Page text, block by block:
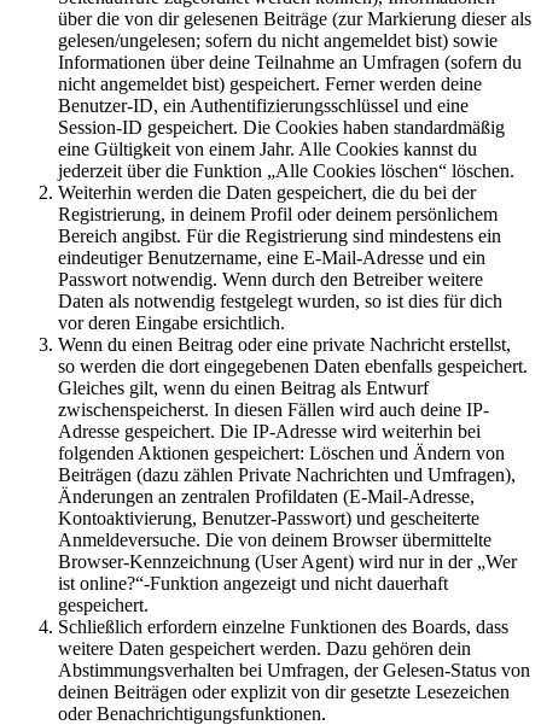
über die von dir gelesenen Beiträge (zur Markierung dieser als
gelesen/ungelesen; sofern du nicht angemeldet bist) sowie
Informationen über deine Teilnahme an Umfragen (sofern du
nicht angemeldet bist) gespeichert. Ferner werden deine
Benutzer-ID, ein Authentifizierungsschlüssel und eine
Session-ID gespeichert. Die Cookies haben standardmäßig
eine Gültigkeit von einem Jahr. Alle Cookies kannst du
jederzeit über die Funktion „Alle Cookies löschen“ löschen.
Weiterhin werden die Daten gespeichert, die du bei der
Registrierung, in deinem Profil oder deinem persönlichem
Bereich angibst. Für die Registrierung sind mindestens ein
eindeutiger Benutzername, eine E-Mail-Adresse und ein
Passwort notwendig. Wenn durch den Betreiber weitere
Daten als notwendig festgelegt wurden, so ist dies für dich
vor deren Eingabe ersichtlich.
Wenn du einen Beitrag oder eine private Nachricht erstellst,
so werden die dort eingegebenen Daten ebenfalls gespeichert.
Gleiches gilt, wenn du einen Beitrag als Entwurf
zwischenspeicherst. In diesen Fällen wird auch deine IP-
Adresse gespeichert. Die IP-Adresse wird weiterhin bei
folgenden Aktionen gespeichert: Löschen und Ändern von
Beiträgen (dazu zählen Private Nachrichten und Umfragen),
Änderungen an zentralen Profildaten (E-Mail-Adresse,
Kontoaktivierung, Benutzer-Passwort) und gescheiterte
Anmeldeversuche. Die von deinem Browser übermittelte
Browser-Kennzeichnung (User Agent) wird nur in der „Wer
ist online?“-Funktion angezeigt und nicht dauerhaft
gespeichert.
Schließlich erfordern einzelne Funktionen des Boards, dass
weitere Daten gespeichert werden. Dazu gehören dein
Abstimmungsverhalten bei Umfragen, der Gelesen-Status von
deinen Beiträgen oder explizit von dir gesetzte Lesezeichen
oder Benachrichtigungsfunktionen.